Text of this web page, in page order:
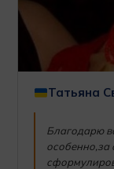
Татьяна
Благодарю
особенно,за